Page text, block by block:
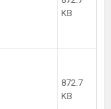
KB
872.7
KB